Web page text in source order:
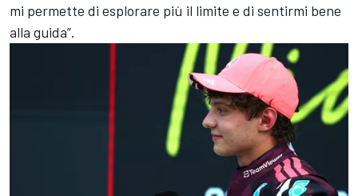
mi permette di esplorare più il limite e di sentirmi bene
alla guida”.